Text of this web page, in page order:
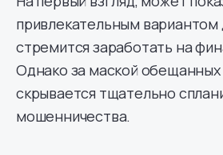
привлекательным вариантом
стремится заработать на
Однако за маской
скрывается тщательно
мошенничества.